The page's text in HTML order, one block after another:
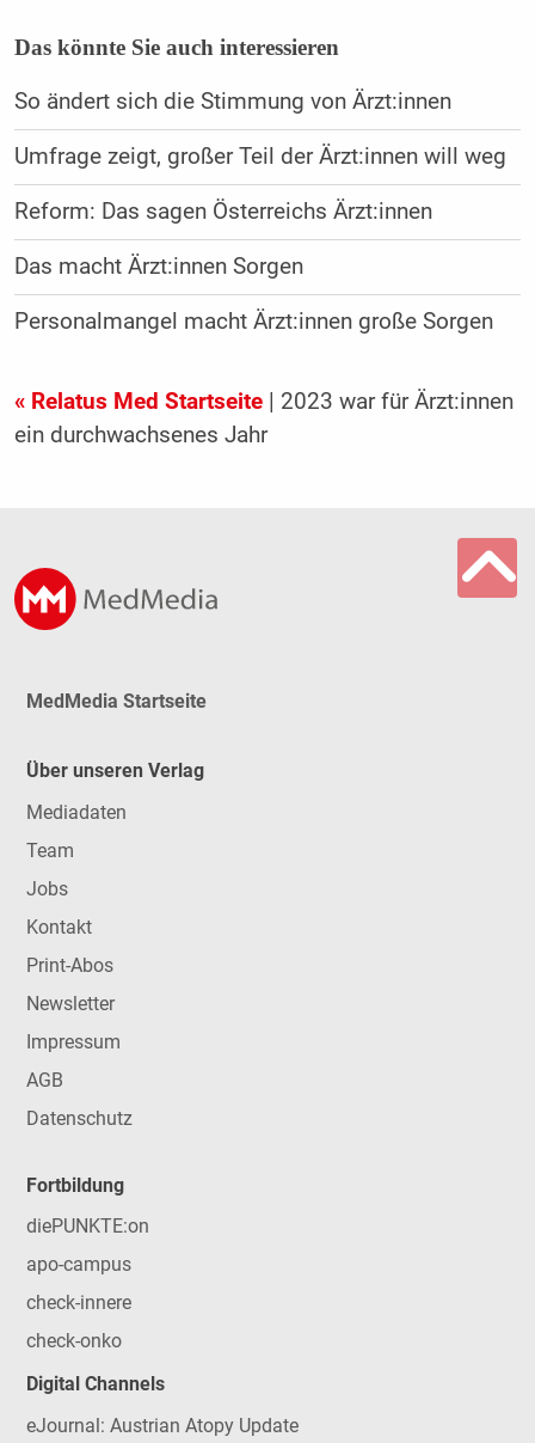
Das könnte Sie auch interessieren
So ändert sich die Stimmung von Ärzt:innen
Umfrage zeigt, großer Teil der Ärzt:innen will weg
Reform: Das sagen Österreichs Ärzt:innen
Das macht Ärzt:innen Sorgen
Personalmangel macht Ärzt:innen große Sorgen
« Relatus Med Startseite| 2023 war für Ärzt:innen
ein durchwachsenes Jahr
MedMedia Startseite
Über unseren Verlag
Mediadaten
Team
Jobs
Kontakt
Print-Abos
Newsletter
Impressum
AGB
Datenschutz
Fortbildung
diePUNKTE:on
apo-campus
check-innere
check-onko
Digital Channels
eJournal: Austrian Atopy Update